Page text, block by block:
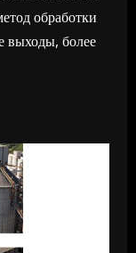
обработки
выходы, более